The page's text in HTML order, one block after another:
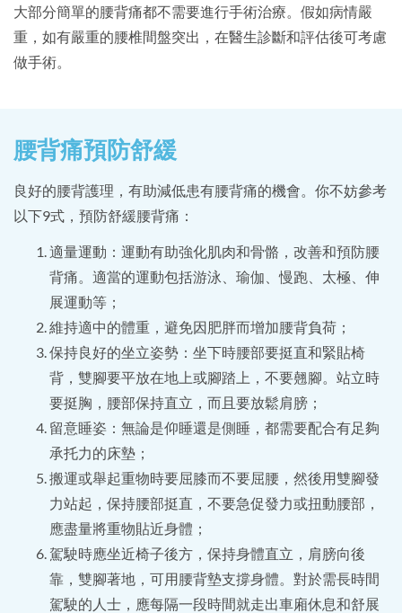
大部分簡單的腰背痛都不需要進行手術治療。假如病情嚴
重，如有嚴重的腰椎間盤突出，在醫生診斷和評估後可考慮
做手術。
腰背痛預防舒緩
良好的腰背護理，有助減低患有腰背痛的機會。你不妨參考
以下9式，預防舒緩腰背痛：
適量運動：運動有助強化肌肉和骨骼，改善和預防腰
背痛。適當的運動包括游泳、瑜伽、慢跑、太極、伸
展運動等；
維持適中的體重，避免因肥胖而增加腰背負荷；
保持良好的坐立姿勢：坐下時腰部要挺直和緊貼椅
背，雙腳要平放在地上或腳踏上，不要翹腳。站立時
要挺胸，腰部保持直立，而且要放鬆肩膀；
留意睡姿：無論是仰睡還是側睡，都需要配合有足夠
承托力的床墊；
搬運或舉起重物時要屈膝而不要屈腰，然後用雙腳發
力站起，保持腰部挺直，不要急促發力或扭動腰部，
應盡量將重物貼近身體；
駕駛時應坐近椅子後方，保持身體直立，肩膀向後
靠，雙腳著地，可用腰背墊支撐身體。對於需長時間
駕駛的人士，應每隔一段時間就走出車廂休息和舒展